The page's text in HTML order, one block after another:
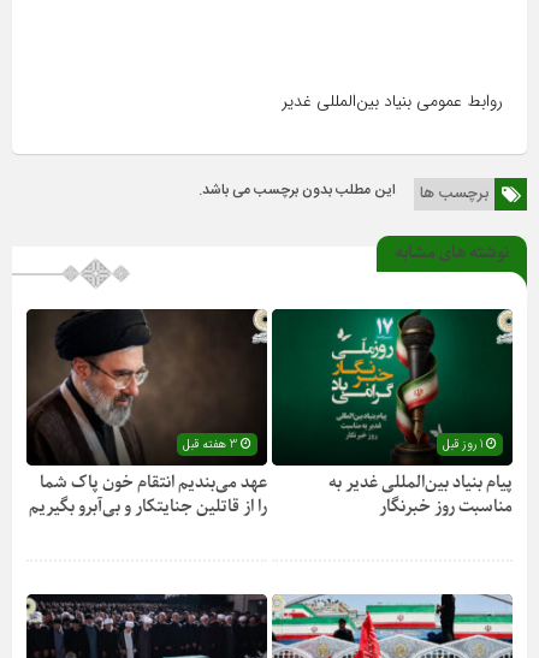
روابط عمومی بنیاد بین‌المللی غدیر
برچسب ها این مطلب بدون برچسب می باشد.
نوشته های مشابه
1 روز قبل
پیام بنیاد بین‌المللی غدیر به
مناسبت روز خبرنگار
عهد می‌بندیم انتقام خون پاک شما
را از قاتلین جنایتکار و بی‌آبرو بگیریم